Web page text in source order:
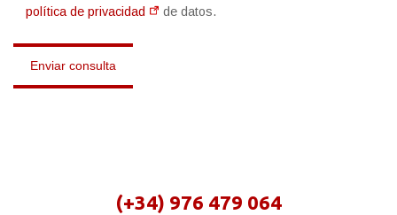
política de privacidad
de datos.
(+34) 976 479 064